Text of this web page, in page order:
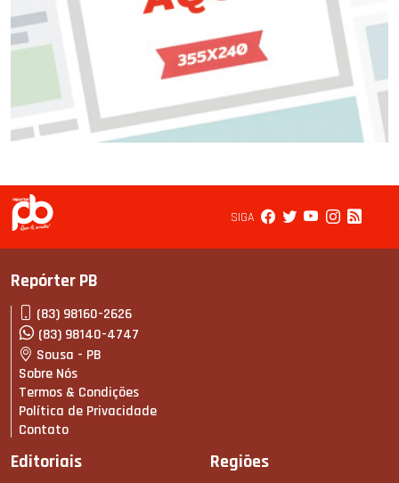
SIGA
Repórter PB
(83) 98160-2626
(83) 98140-4747
Sousa - PB
Sobre Nós
Termos & Condições
Política de Privacidade
Contato
Editoriais Regiões